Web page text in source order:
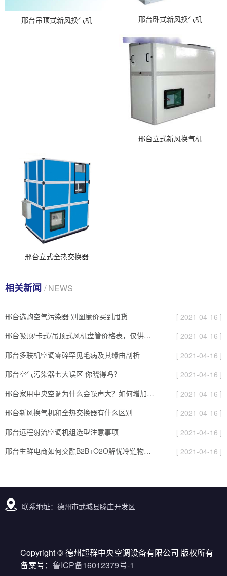
邢台吊顶式新风换气机 邢台卧式新风换气机
邢台立式新风换气机
邢台立式全热交换器
相关新闻 / NEWS
邢台选购空气污染器 别图廉价买到甩货
[ 2021-04-16 ]
邢台吸顶/卡式/吊顶式风机盘管价格表，仅供参考，具体价格需要电话联系。
[ 2021-04-16 ]
邢台多联机空调零碎罕见毛病及其缘由剖析
[ 2021-04-16 ]
邢台空气污染器七大误区 你晓得吗？
[ 2021-04-16 ]
邢台家用中央空调为什么会噪声大？如何增加空调乐音
[ 2021-04-16 ]
邢台新风换气机和全热交换器有什么区别
[ 2021-04-16 ]
邢台远程射流空调机组选型注意事项
[ 2021-04-16 ]
邢台生鲜电商如何交融B2B+O2O解忧冷链物流？
[ 2021-04-16 ]
联系地址：德州市武城县滕庄开发区
Copyright © 德州超群中央空调设备有限公司 版权所有
备案号： 鲁ICP备16012379号-1